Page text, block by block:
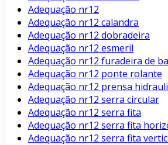
Adequação nr12
Adequação nr12 calandra
Adequação nr12 dobradeira
Adequação nr12 esmeril
Adequação nr12 furadeira de
Adequação nr12 ponte rolante
Adequação nr12 prensa
Adequação nr12 serra circular
Adequação nr12 serra fita
Adequação nr12 serra fita
Adequação nr12 serra fita